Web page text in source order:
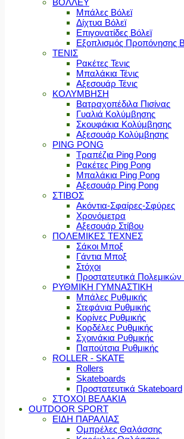
Μπάλες Βόλεϊ
Δίχτυα Βόλεϊ
Επιγονατίδες Βόλεϊ
Εξοπλισμός Προπόνησης
ΤΕΝΙΣ
Ρακέτες Τενις
Μπαλάκια Τένις
Αξεσουάρ Τένις
ΚΟΛΥΜΒΗΣΗ
Βατραχοπέδιλα Πισίνας
Γυαλιά Κολύμβησης
Σκουφάκια Κολύμβησης
Αξεσουάρ Κολύμβησης
PING PONG
Τραπέζια Ping Pong
Ρακέτες Ping Pong
Μπαλάκια Ping Pong
Αξεσουάρ Ping Pong
ΣΤΙΒΟΣ
Ακόντια-Σφαίρες-Σφύρες
Χρονόμετρα
Αξεσουάρ Στίβου
ΠΟΛΕΜΙΚΕΣ ΤΕΧΝΕΣ
Σάκοι Μποξ
Γάντια Μποξ
Στόχοι
Προστατευτικά
ΡΥΘΜΙΚΗ ΓΥΜΝΑΣΤΙΚΗ
Μπάλες Ρυθμικής
Στεφάνια Ρυθμικής
Κορίνες Ρυθμικής
Κορδέλες Ρυθμικής
Σχοινάκια Ρυθμικής
Παπούτσια Ρυθμικής
ROLLER - SKATE
Rollers
Skateboards
Προστατευτικά Skateboard
ΣΤΟΧΟΙ ΒΕΛΑΚΙΑ
OUTDOOR SPORT
ΕΙΔΗ ΠΑΡΑΛΙΑΣ
Ομπρέλες Θαλάσσης